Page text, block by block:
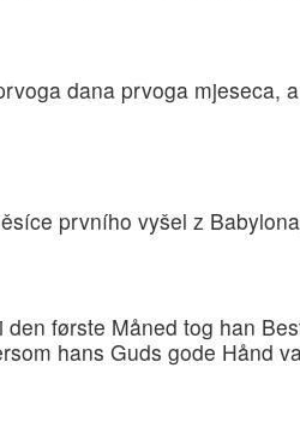
dana prvoga mjeseca,
prvního vyšel z
første Måned tog han
hans Guds gode Hånd